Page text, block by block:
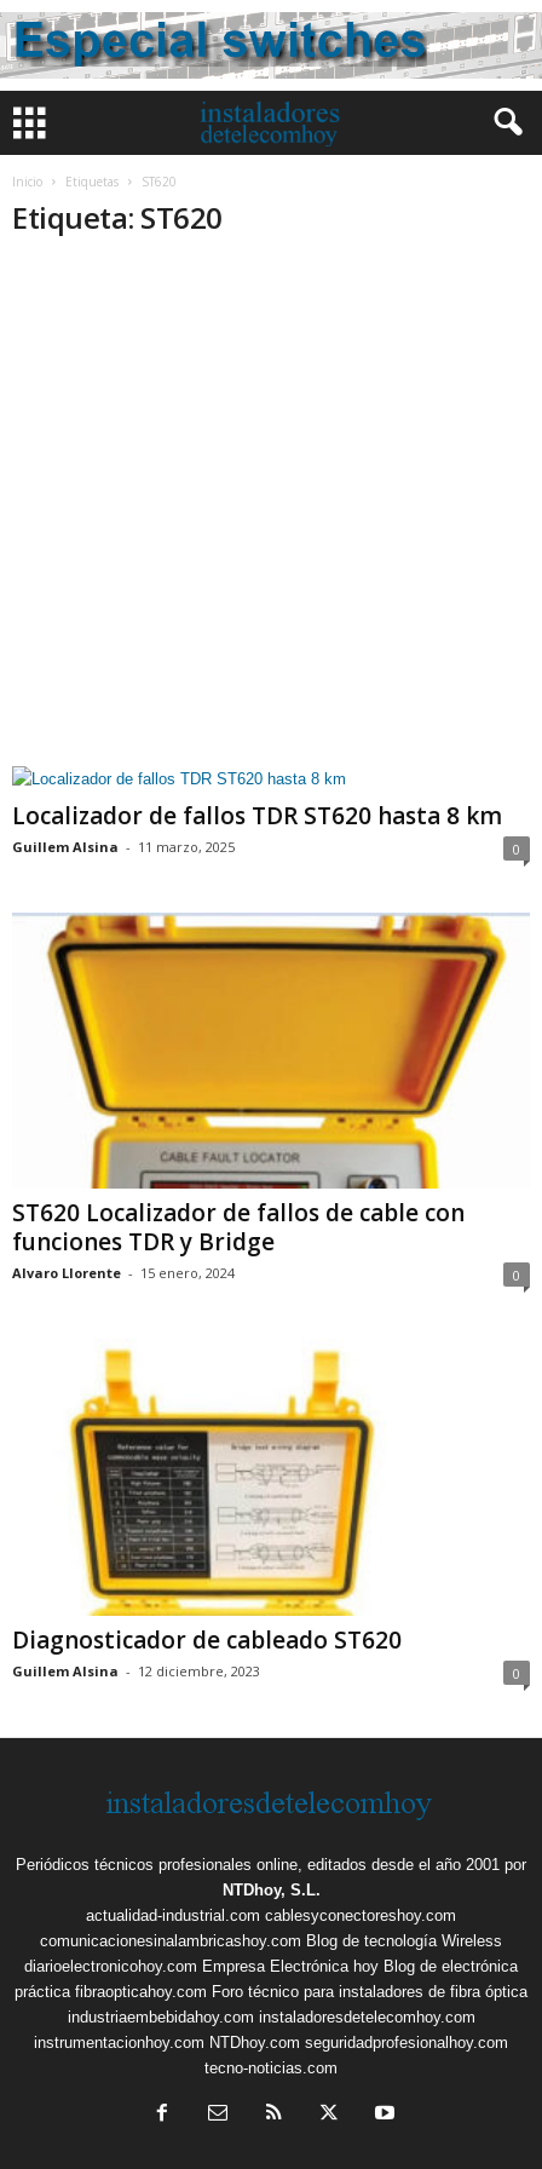
Inicio Etiquetas ST620
Etiqueta: ST620
Localizador de fallos TDR ST620 hasta 8 km
Guillem Alsina - 11 marzo, 2025 0
ST620 Localizador de fallos de cable con
funciones TDR y Bridge
Alvaro Llorente - 15 enero, 2024 0
Diagnosticador de cableado ST620
Guillem Alsina - 12 diciembre, 2023 0
Periódicos técnicos profesionales online, editados desde el año 2001 por
NTDhoy, S.L.
actualidad-industrial.com cablesyconectoreshoy.com
comunicacionesinalambricashoy.com Blog de tecnología Wireless
diarioelectronicohoy.com Empresa Electrónica hoy Blog de electrónica
práctica fibraopticahoy.com Foro técnico para instaladores de fibra óptica
industriaembebidahoy.com instaladoresdetelecomhoy.com
instrumentacionhoy.com NTDhoy.com seguridadprofesionalhoy.com
tecno-noticias.com